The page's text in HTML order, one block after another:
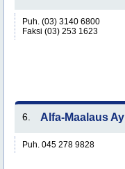
Puh. (03) 3140 6800
Faksi (03) 253 1623
6. Alfa-Maalaus Ay
Puh. 045 278 9828